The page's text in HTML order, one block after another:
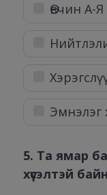
Өвчин А-Я
Эмнэлэг
5. Та ямар
хүсэлтэй